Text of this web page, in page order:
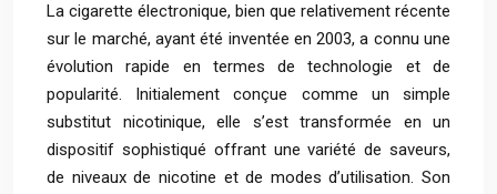
La cigarette électronique, bien que relativement récente
sur le marché, ayant été inventée en 2003, a connu une
évolution rapide en termes de technologie et de
popularité. Initialement conçue comme un simple
substitut nicotinique, elle s’est transformée en un
dispositif sophistiqué offrant une variété de saveurs,
de niveaux de nicotine et de modes d’utilisation. Son